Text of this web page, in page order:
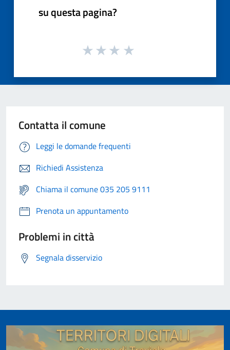
su questa pagina?
Contatta il comune
Leggi le domande frequenti
Richiedi Assistenza
Chiama il comune 035 205 9111
Prenota un appuntamento
Problemi in città
Segnala disservizio